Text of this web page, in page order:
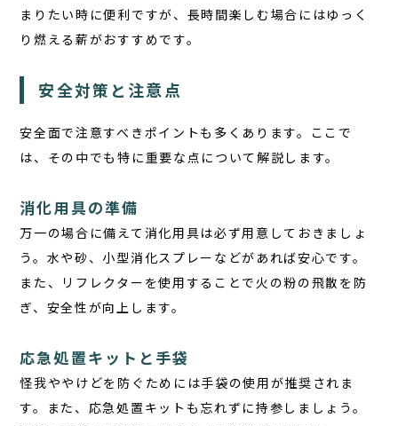
まりたい時に便利ですが、長時間楽しむ場合にはゆっく
り燃える薪がおすすめです。
安全対策と注意点
安全面で注意すべきポイントも多くあります。ここで
は、その中でも特に重要な点について解説します。
消化用具の準備
万一の場合に備えて消化用具は必ず用意しておきましょ
う。水や砂、小型消化スプレーなどがあれば安心です。
また、リフレクターを使用することで火の粉の飛散を防
ぎ、安全性が向上します。
応急処置キットと手袋
怪我ややけどを防ぐためには手袋の使用が推奨されま
す。また、応急処置キットも忘れずに持参しましょう。